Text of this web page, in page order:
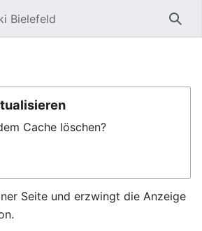
Bielefeld
Cache löschen?
Seite und erzwingt die Anzeige